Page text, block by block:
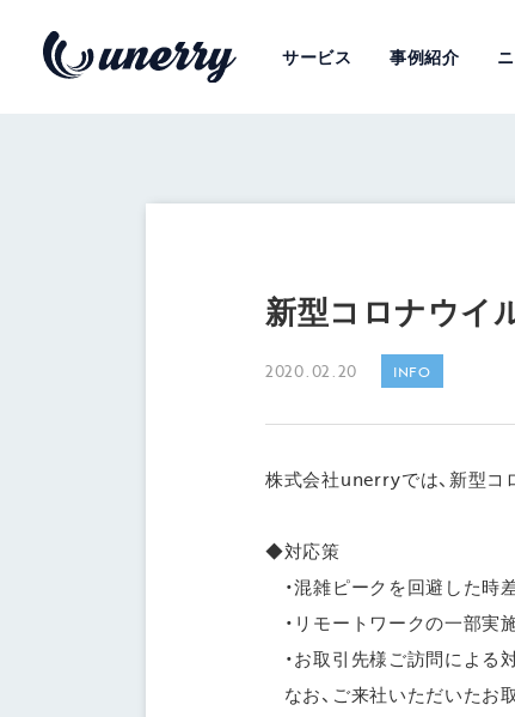
サービス 事例紹介
新型コロナウイ
2020.02.20 INFO
株式会社unerryでは、新型コ
◆対応策
・混雑ピークを回避した時
・リモートワークの一部実
・お取引先様ご訪問による
なお、ご来社いただいたお